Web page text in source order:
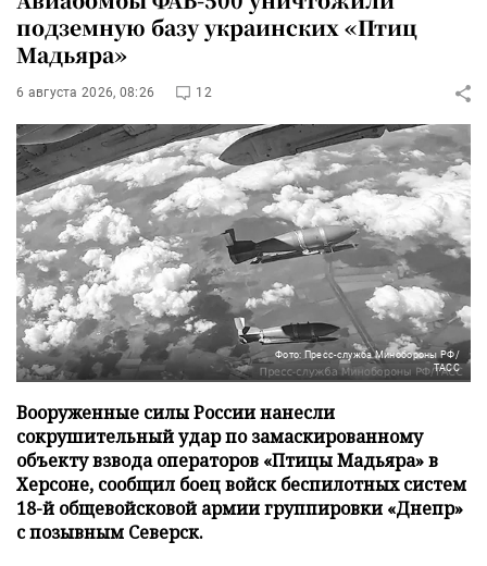
подземную базу украинских «Птиц
Мадьяра»
6 августа 2026, 08:26 12
Фото: Пресс-служба Минобороны РФ/
ТАСС
Вооруженные силы России нанесли
сокрушительный удар по замаскированному
объекту взвода операторов «Птицы Мадьяра» в
Херсоне, сообщил боец войск беспилотных систем
18-й общевойсковой армии группировки «Днепр»
с позывным Северск.